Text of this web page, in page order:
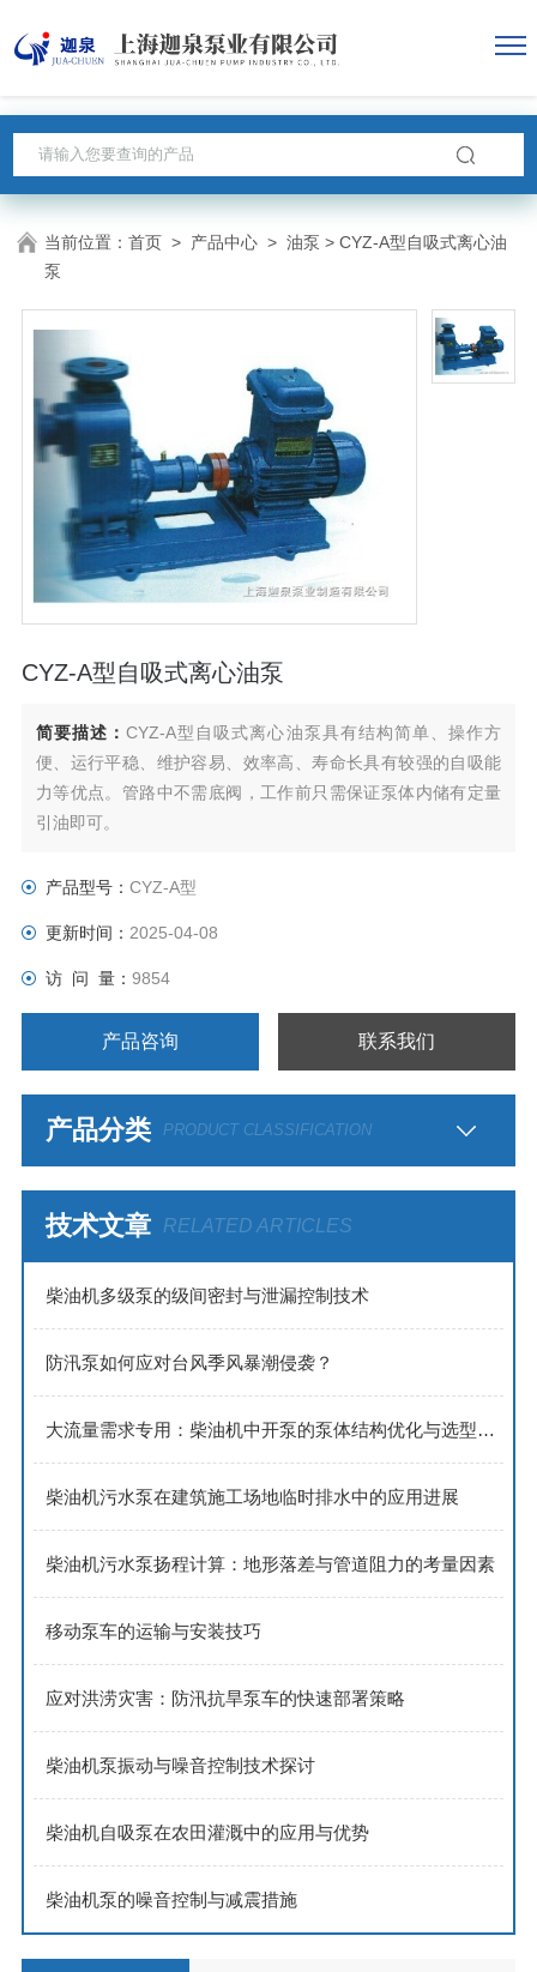
当前位置：首页 > 产品中心 >油泵 > CYZ-A型自吸式离心油
泵
CYZ-A型自吸式离心油泵
简要描述：CYZ-A型自吸式离心油泵具有结构简单、操作方
便、运行平稳、维护容易、效率高、寿命长具有较强的自吸能
力等优点。管路中不需底阀，工作前只需保证泵体内储有定量
引油即可。
产品型号： CYZ-A型
更新时间： 2025-04-08
访 问 量： 9854
产品咨询 联系我们
产品分类 PRODUCT CLASSIFICATION
技术文章 RELATED ARTICLES
​​柴油机多级泵的级间密封与泄漏控制技术​
防汛泵如何应对台风季风暴潮侵袭？
大流量需求专用：柴油机中开泵的泵体结构优化与选型策略
柴油机污水泵在建筑施工场地临时排水中的应用进展
柴油机污水泵扬程计算：地形落差与管道阻力的考量因素
移动泵车的运输与安装技巧
应对洪涝灾害：防汛抗旱泵车的快速部署策略
柴油机泵振动与噪音控制技术探讨
柴油机自吸泵在农田灌溉中的应用与优势
柴油机泵的噪音控制与减震措施